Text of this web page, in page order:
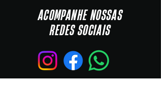
ACOMPANHE NOSSAS
REDES SOCIAIS